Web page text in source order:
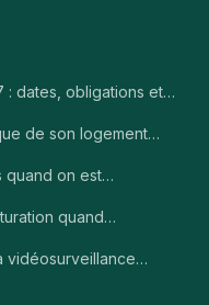
: dates, obligations et…
de son logement…
quand on est…
quand…
vidéosurveillance…